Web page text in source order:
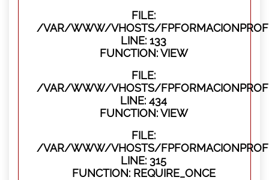
FILE:
/VAR/WWW/VHOSTS/
LINE: 133
FUNCTION: VIEW
FILE:
/VAR/WWW/VHOSTS/
LINE: 434
FUNCTION: VIEW
FILE:
/VAR/WWW/VHOSTS/
LINE: 315
FUNCTION: REQUIRE_ONCE